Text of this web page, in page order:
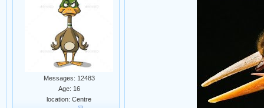
Messages: 12483
Age: 16
location: Centre